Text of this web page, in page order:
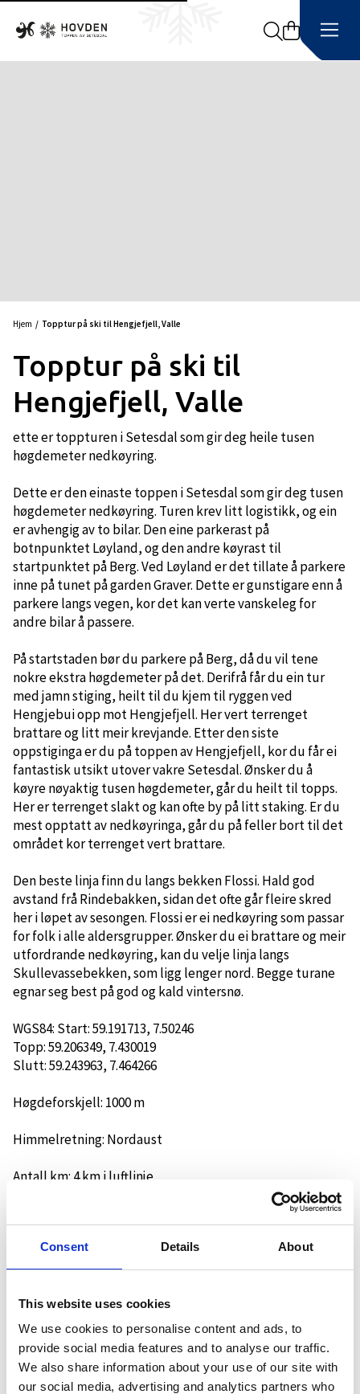
Consent Details About
This website uses cookies
We use cookies to personalise content and ads, to
provide social media features and to analyse our traffic.
We also share information about your use of our site with
our social media, advertising and analytics partners who
Search
Hjem Topptur på ski til Hengjefjell, Valle
Topptur på ski til
Hengjefjell, Valle
ette er toppturen i Setesdal som gir deg heile tusen
høgdemeter nedkøyring.
Dette er den einaste toppen i Setesdal som gir deg tusen
høgdemeter nedkøyring. Turen krev litt logistikk, og ein
er avhengig av to bilar. Den eine parkerast på
botnpunktet Løyland, og den andre køyrast til
startpunktet på Berg. Ved Løyland er det tillate å parkere
inne på tunet på garden Graver. Dette er gunstigare enn å
parkere langs vegen, kor det kan verte vanskeleg for
andre bilar å passere.
På startstaden bør du parkere på Berg, då du vil tene
nokre ekstra høgdemeter på det. Derifrå får du ein tur
med jamn stiging, heilt til du kjem til ryggen ved
Hengjebui opp mot Hengjefjell. Her vert terrenget
brattare og litt meir krevjande. Etter den siste
oppstiginga er du på toppen av Hengjefjell, kor du får ei
fantastisk utsikt utover vakre Setesdal. Ønsker du å
køyre nøyaktig tusen høgdemeter, går du heilt til topps.
Her er terrenget slakt og kan ofte by på litt staking. Er du
mest opptatt av nedkøyringa, går du på feller bort til det
området kor terrenget vert brattare.
Den beste linja finn du langs bekken Flossi. Hald god
avstand frå Rindebakken, sidan det ofte går fleire skred
her i løpet av sesongen. Flossi er ei nedkøyring som passar
for folk i alle aldersgrupper. Ønsker du ei brattare og meir
utfordrande nedkøyring, kan du velje linja langs
Skullevassebekken, som ligg lenger nord. Begge turane
egnar seg best på god og kald vintersnø.
WGS84: Start: 59.191713, 7.50246
Topp: 59.206349, 7.430019
Slutt: 59.243963, 7.464266
Høgdeforskjell: 1000 m
Himmelretning: Nordaust
Antall km: 4 km i luftlinje
Tenk tryggleik og gjer trygge løypeval. Rutealternativa
våre er berre til vegleiing. Du må lese terrenget nøye, og
velje tur og spor etter tilhøva den aktuelle dagen. All
ferdsel er på eige ansvar.